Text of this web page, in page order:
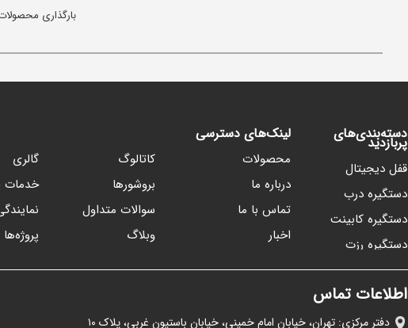
بارگذاری
دسته‌بندی‌های
پربازدید
قفل دیجیتال
دستگیره درب
دستگیره کابینت
دستگیره رزت
لینک‌های دسترسی
محصولات
درباره ما
تماس با ما
اخبار
کاتالوگ
بروشورها
سوالات متداول
وبلاگ
گالری
خدمات
پروژه‌ها
اطلاعات تماس
دفتر مرکزی: تهران، خیابان امام خمینی، خیابان باستیون غربی، پلاک ١٠